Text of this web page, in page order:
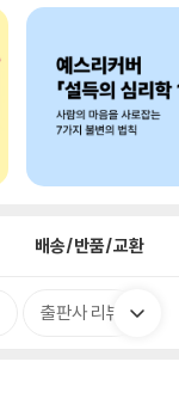
배송/반품/교환
출판사 리뷰